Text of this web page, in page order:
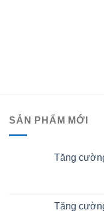
SẢN PHẨM MỚI
Tăng
Tăng